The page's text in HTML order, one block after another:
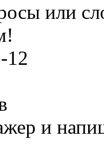
или
12
и